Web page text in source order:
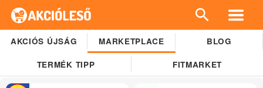
AKCIÓS ÚJSÁG MARKETPLACE BLOG
TERMÉK TIPP FITMARKET